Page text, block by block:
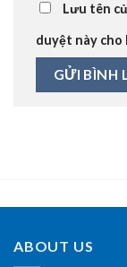
Lưu tên
duyệt này cho
ABOUT US